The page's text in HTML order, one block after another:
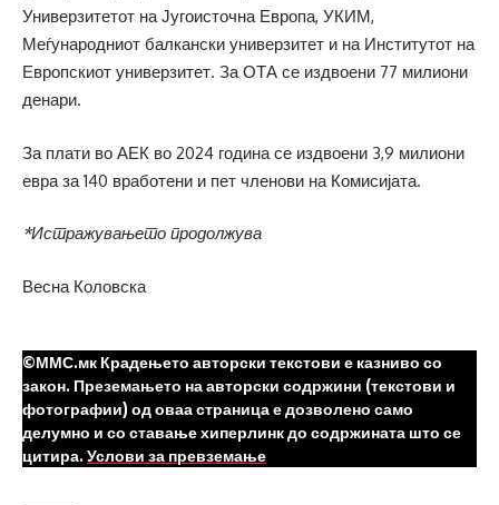
Универзитетот на Југоисточна Европа, УКИМ,
Меѓународниот балкански универзитет и на Институтот на
Европскиот универзитет. За ОТА се издвоени 77 милиони
денари.
За плати во АЕК во 2024 година се издвоени 3,9 милиони
евра за 140 вработени и пет членови на Комисијата.
*Истражувањето продолжува
Весна Коловска
©ММС.мк Крадењето авторски текстови е казниво со
закон. Преземањето на авторски содржини (текстови и
фотографии) од оваа страница е дозволено само
делумно и со ставање хиперлинк до содржината што се
цитира. Услови за превземање